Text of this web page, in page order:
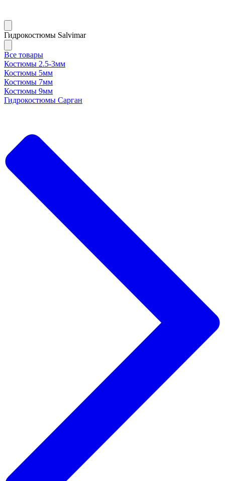
Гидрокостюмы Salvimar
Все товары
Костюмы 2.5-3мм
Костюмы 5мм
Костюмы 7мм
Костюмы 9мм
Гидрокостюмы Сарган